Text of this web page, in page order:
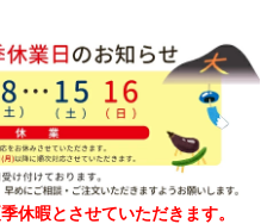
暇とさせていただきます。